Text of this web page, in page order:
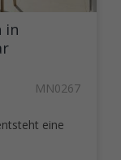
in
MN0267
eine